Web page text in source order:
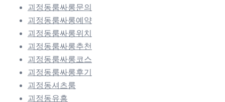
괴정동룸싸롱문의
괴정동룸싸롱예약
괴정동룸싸롱위치
괴정동룸싸롱추천
괴정동룸싸롱코스
괴정동룸싸롱후기
괴정동셔츠룸
괴정동유흥